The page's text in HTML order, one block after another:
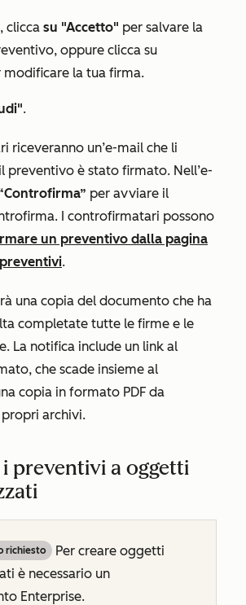
clicca su "Accetto" per salvare la
oppure clicca su
modificare la tua firma.
.
riceveranno un’e-mail che li
preventivo è stato firmato. Nell’e-
per avviare il
I controfirmatari possono
un preventivo dalla pagina
.
una copia del documento che ha
completate tutte le firme e le
La notifica include un link al
che scade insieme al
copia in formato PDF da
archivi.
preventivi a oggetti
richiesto
Per creare oggetti
è necessario un
Enterprise.